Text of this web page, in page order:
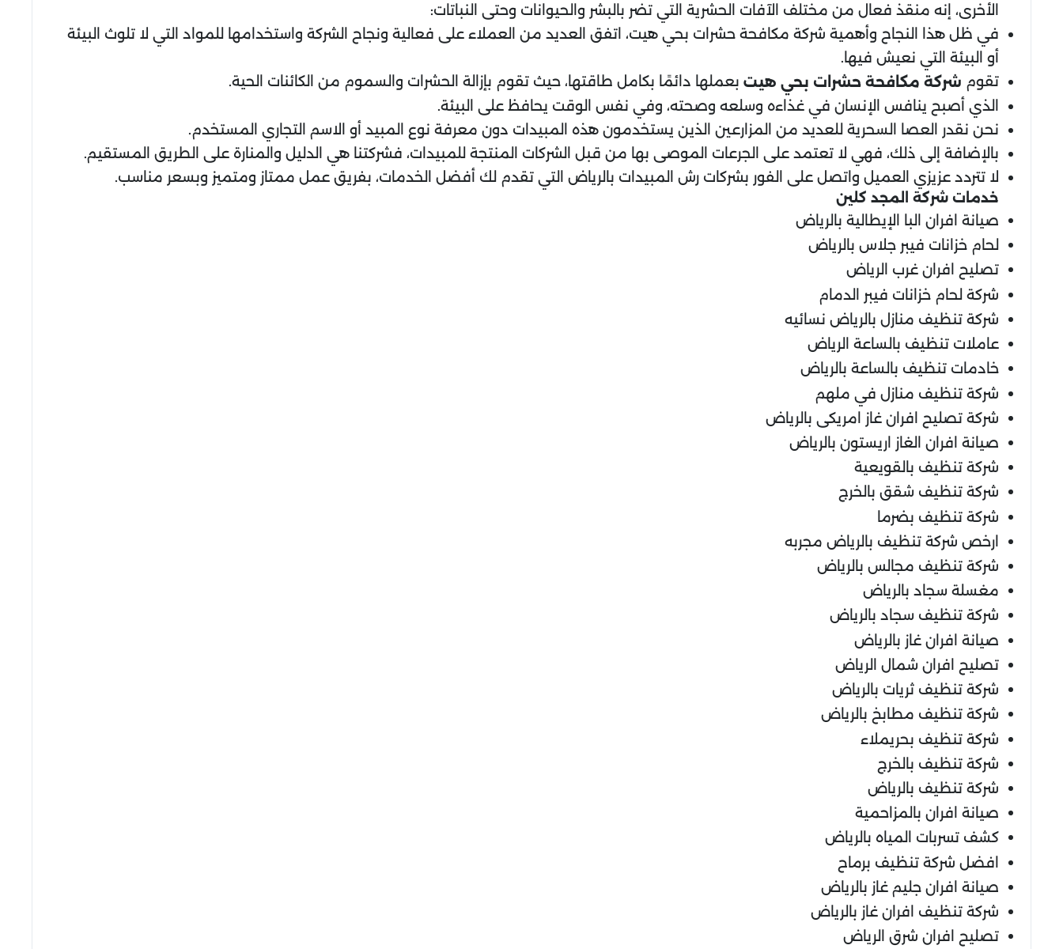
الأخرى، إنه منقذ فعال من مختلف الآفات الحشرية التي تضر بالبشر والحيوانات وحتى النباتات:
في ظل هذا النجاح وأهمية شركة مكافحة حشرات بحي هيت، اتفق العديد من العملاء على فعالية ونجاح الشركة واستخدامها للمواد التي لا تلوث البيئة
أو البيئة التي نعيش فيها.
تقوم شركة مكافحة حشرات بحي هيت بعملها دائمًا بكامل طاقتها، حيث تقوم بإزالة الحشرات والسموم من الكائنات الحية.
الذي أصبح ينافس الإنسان في غذاءه وسلعه وصحته، وفي نفس الوقت يحافظ على البيئة.
نحن نقدر العصا السحرية للعديد من المزارعين الذين يستخدمون هذه المبيدات دون معرفة نوع المبيد أو الاسم التجاري المستخدم.
بالإضافة إلى ذلك، فهي لا تعتمد على الجرعات الموصى بها من قبل الشركات المنتجة للمبيدات، فشركتنا هي الدليل والمنارة على الطريق المستقيم.
لا تتردد عزيزي العميل واتصل على الفور بشركات رش المبيدات بالرياض التي تقدم لك أفضل الخدمات، بفريق عمل ممتاز ومتميز وبسعر مناسب.
خدمات شركة المجد كلين
صيانة افران البا الإيطالية بالرياض
لحام خزانات فيبر جلاس بالرياض
تصليح افران غرب الرياض
شركة لحام خزانات فيبر الدمام
شركة تنظيف منازل بالرياض نسائيه
عاملات تنظيف بالساعة الرياض
خادمات تنظيف بالساعة بالرياض
شركة تنظيف منازل في ملهم
شركة تصليح افران غاز امريكى بالرياض
صيانة افران الغاز اريستون بالرياض
شركة تنظيف بالقويعية
شركة تنظيف شقق بالخرج
شركة تنظيف بضرما
ارخص شركة تنظيف بالرياض مجربه
شركة تنظيف مجالس بالرياض
مغسلة سجاد بالرياض
شركة تنظيف سجاد بالرياض
صيانة افران غاز بالرياض
تصليح افران شمال الرياض
شركة تنظيف ثريات بالرياض
شركة تنظيف مطابخ بالرياض
شركة تنظيف بحريملاء
شركة تنظيف بالخرج
شركة تنظيف بالرياض
صيانة افران بالمزاحمية
كشف تسربات المياه بالرياض
افضل شركة تنظيف برماح
صيانة افران جليم غاز بالرياض
شركة تنظيف افران غاز بالرياض
تصليح افران شرق الرياض